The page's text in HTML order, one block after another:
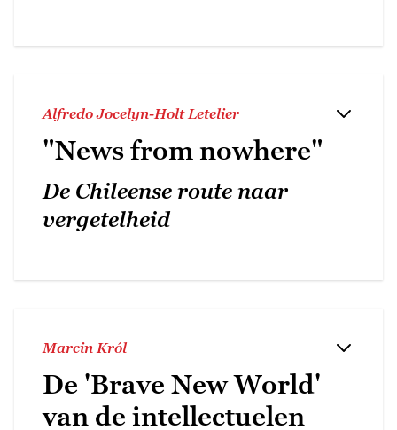
Alfredo Jocelyn-Holt Letelier
"News from nowhere"
De Chileense route naar
vergetelheid
Marcin Król
De 'Brave New World'
van de intellectuelen